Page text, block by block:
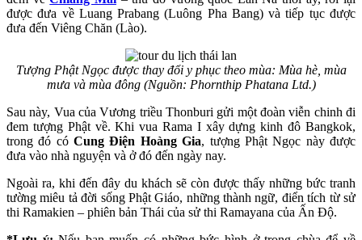
được đưa về Luang Prabang (Luông Pha Bang) và tiếp tục được
đưa đến Viêng Chăn (Lào).
Tượng Phật Ngọc được thay đổi y phục theo mùa: Mùa hè, mùa
mưa và mùa đông (Nguồn: Phornthip Phatana Ltd.)
Sau này, Vua của Vương triều Thonburi gửi một đoàn viễn chinh đi
đem tượng Phật về. Khi vua Rama I xây dựng kinh đô Bangkok,
trong đó cóCung Điện Hoàng Gia, tượng Phật Ngọc này được
đưa vào nhà nguyện và ở đó đến ngày nay.
Ngoài ra, khi đến đây du khách sẽ còn được thấy những bức tranh
tường miêu tả đời sống Phật Giáo, những thành ngữ, điển tích từ sử
thi Ramakien – phiên bản Thái của sử thi Ramayana của Ấn Độ.